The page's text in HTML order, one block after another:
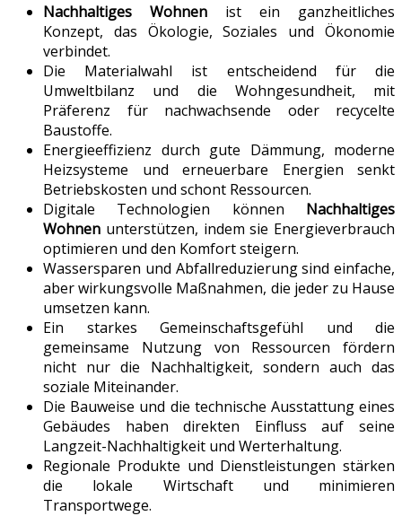
Nachhaltiges Wohnen ist ein ganzheitliches
Konzept, das Ökologie, Soziales und Ökonomie
verbindet.
Die Materialwahl ist entscheidend für die
Umweltbilanz und die Wohngesundheit, mit
Präferenz für nachwachsende oder recycelte
Baustoffe.
Energieeffizienz durch gute Dämmung, moderne
Heizsysteme und erneuerbare Energien senkt
Betriebskosten und schont Ressourcen.
Digitale Technologien können Nachhaltiges
Wohnen unterstützen, indem sie Energieverbrauch
optimieren und den Komfort steigern.
Wassersparen und Abfallreduzierung sind einfache,
aber wirkungsvolle Maßnahmen, die jeder zu Hause
umsetzen kann.
Ein starkes Gemeinschaftsgefühl und die
gemeinsame Nutzung von Ressourcen fördern
nicht nur die Nachhaltigkeit, sondern auch das
soziale Miteinander.
Die Bauweise und die technische Ausstattung eines
Gebäudes haben direkten Einfluss auf seine
Langzeit-Nachhaltigkeit und Werterhaltung.
Regionale Produkte und Dienstleistungen stärken
die lokale Wirtschaft und minimieren
Transportwege.